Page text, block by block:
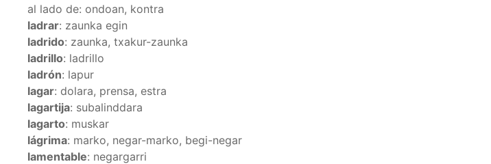
al lado de: ondoan, kontra
ladrar: zaunka egin
ladrido: zaunka, txakur-zaunka
ladrillo: ladrillo
ladrón: lapur
lagar: dolara, prensa, estra
lagartija: subalinddara
lagarto: muskar
lágrima: marko, negar-marko, begi-negar
lamentable: negargarri